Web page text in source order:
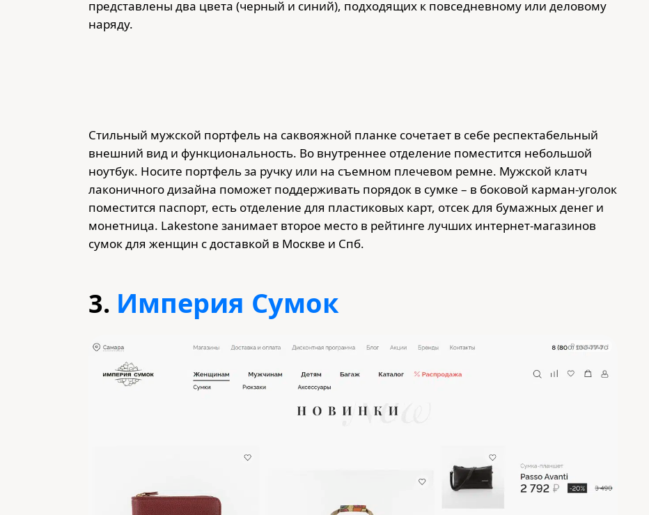
представлены два цвета (черный и синий), подходящих к повседневному или деловому
наряду.
Стильный мужской портфель на саквояжной планке сочетает в себе респектабельный
внешний вид и функциональность. Во внутреннее отделение поместится небольшой
ноутбук. Носите портфель за ручку или на съемном плечевом ремне. Мужской клатч
лаконичного дизайна поможет поддерживать порядок в сумке – в боковой карман-уголок
поместится паспорт, есть отделение для пластиковых карт, отсек для бумажных денег и
монетница. Lakestone занимает второе место в рейтинге лучших интернет-магазинов
сумок для женщин с доставкой в Москве и Спб.
3. Империя Сумок
Реклама